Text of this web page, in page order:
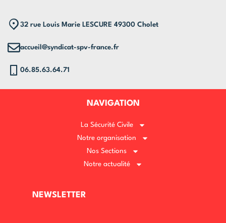
32 rue Louis Marie LESCURE 49300 Cholet
accueil@syndicat-spv-france.fr
06.85.63.64.71
NAVIGATION
La Sécurité Civile
Notre organisation
Nos Sections
Notre actualité
NEWSLETTER